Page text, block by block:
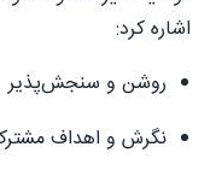
اشاره کرد:
روشن و سنجش‌پذیر
نگرش و اهداف